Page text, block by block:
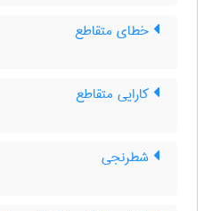
خطای متقاطع
کارایی متقاطع
شطرنجی